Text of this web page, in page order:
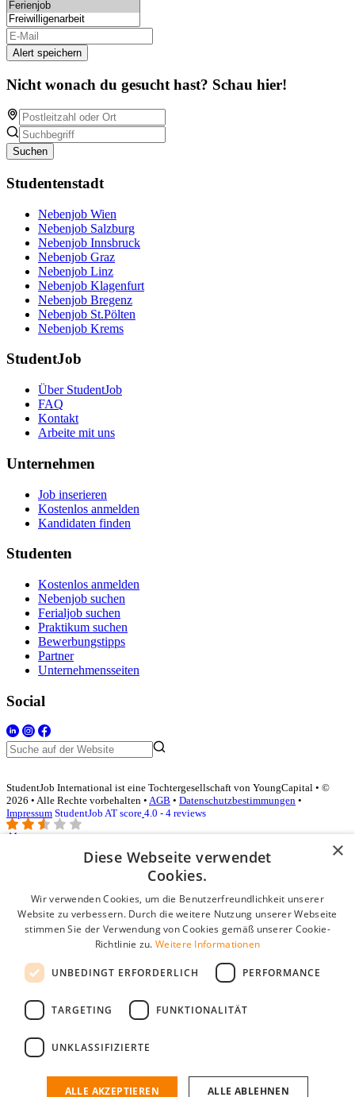
Alert speichern
Nicht wonach du gesucht hast? Schau hier!
Suchen
Studentenstadt
Nebenjob Wien
Nebenjob Salzburg
Nebenjob Innsbruck
Nebenjob Graz
Nebenjob Linz
Nebenjob Klagenfurt
Nebenjob Bregenz
Nebenjob St.Pölten
Nebenjob Krems
StudentJob
Über StudentJob
FAQ
Kontakt
Arbeite mit uns
Unternehmen
Job inserieren
Kostenlos anmelden
Kandidaten finden
Studenten
Kostenlos anmelden
Nebenjob suchen
Ferialjob suchen
Praktikum suchen
Bewerbungstipps
Partner
Unternehmensseiten
Social
StudentJob International ist eine Tochtergesellschaft von YoungCapital • ©
2026 • Alle Rechte vorbehalten • AGB • Datenschutzbestimmungen •
Impressum StudentJob AT score 4.0 - 4 reviews
Login für Unternehmen
E-Mail*
Passwort
Angemeldet bleiben
Passwort vergessen?
Kostenloses Unternehmensprofil
Wenn Sie sich registriert haben, können Sie ein Unternehmensprofil
passenden Mitarbeiter zu finden.
×
Diese Webseite verwendet
Cookies.
Wir verwenden Cookies, um die Benutzerfreundlichkeit unserer
Website zu verbessern. Durch die weitere Nutzung unserer Webseite
stimmen Sie der Verwendung von Cookies gemäß unserer Cookie-
Richtlinie zu. Weitere Informationen
UNBEDINGT ERFORDERLICH PERFORMANCE
TARGETING FUNKTIONALITÄT
UNKLASSIFIZIERTE
ALLE AKZEPTIEREN ALLE ABLEHNEN